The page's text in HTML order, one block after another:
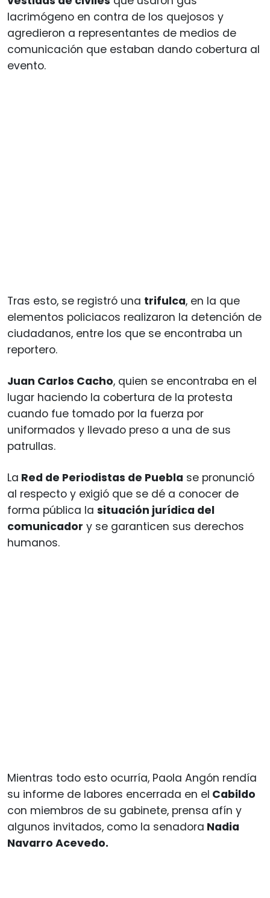
lacrimógeno en contra de los quejosos y
agredieron a representantes de medios de
comunicación que estaban dando cobertura al
evento.
Tras esto, se registró una trifulca, en la que
elementos policiacos realizaron la detención de
ciudadanos, entre los que se encontraba un
reportero.
Juan Carlos Cacho, quien se encontraba en el
lugar haciendo la cobertura de la protesta
cuando fue tomado por la fuerza por
uniformados y llevado preso a una de sus
patrullas.
La Red de Periodistas de Puebla se pronunció
al respecto y exigió que se dé a conocer de
forma pública la situación jurídica del
comunicador y se garanticen sus derechos
humanos.
Mientras todo esto ocurría, Paola Angón rendía
su informe de labores encerrada en el Cabildo
con miembros de su gabinete, prensa afín y
algunos invitados, como la senadora Nadia
Navarro Acevedo.